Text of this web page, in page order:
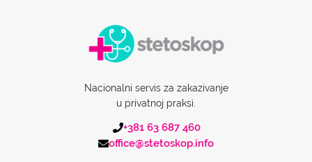
Nacionalni servis za zakazivanje
u privatnoj praksi.
+381 63 687 460
office@stetoskop.info